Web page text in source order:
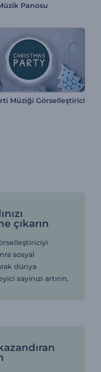
Panosu
Müziği Görselleştirici
çıkarın
sosyal
dünya
sayınızı artırın.